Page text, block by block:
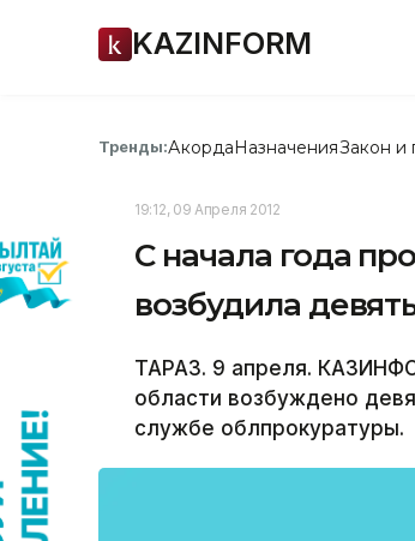
KAZINFORM
Тренды:АкордаНазначенияЗакон и
19:12, 09 Апреля 2012
С начала года
возбудила
ТАРАЗ. 9 апреля.
области возбуждено
службе облпрокуратуры.